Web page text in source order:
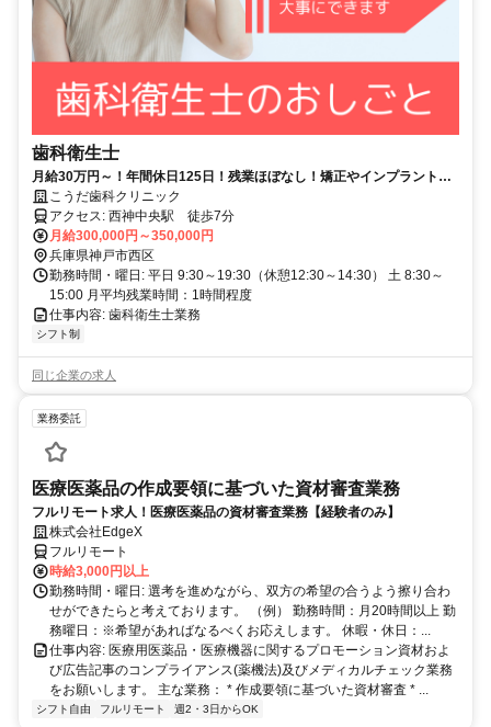
歯科衛生士
月給30万円～！年間休日125日！残業ほぼなし！矯正やインプラントな
どの自費診療も学べる環境です！
こうだ歯科クリニック
アクセス: 西神中央駅 徒歩7分
月給300,000円～350,000円
兵庫県神戸市西区
勤務時間・曜日: 平日 9:30～19:30（休憩12:30～14:30） 土 8:30～
15:00 月平均残業時間：1時間程度
仕事内容: 歯科衛生士業務
シフト制
同じ企業の求人
業務委託
医療医薬品の作成要領に基づいた資材審査業務
フルリモート求人！医療医薬品の資材審査業務【経験者のみ】
株式会社EdgeX
フルリモート
時給3,000円以上
勤務時間・曜日: 選考を進めながら、双方の希望の合うよう擦り合わ
せができたらと考えております。 （例） 勤務時間：月20時間以上 勤
務曜日：※希望があればなるべくお応えします。 休暇・休日：...
仕事内容: 医療用医薬品・医療機器に関するプロモーション資材およ
び広告記事のコンプライアンス(薬機法)及びメディカルチェック業務
をお願いします。 主な業務： * 作成要領に基づいた資材審査 * ...
シフト自由 フルリモート 週2・3日からOK